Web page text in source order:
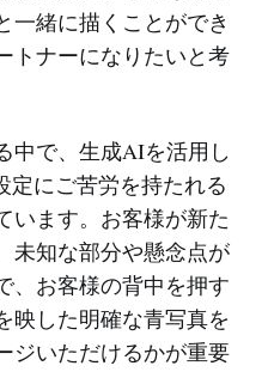
一緒に描くことができ
トナーになりたいと考
中で、生成AIを活用し
定にご苦労を持たれる
います。お客様が新た
未知な部分や懸念点が
、お客様の背中を押す
映した明確な青写真を
ジいただけるかが重要